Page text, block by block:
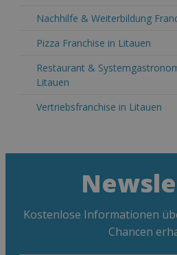
Nachhilfe & Weiterbildung
Pizza Franchise in Litauen
Restaurant &
Litauen
Vertriebsfranchise in Litauen
Kostenlose Informationen
Chancen